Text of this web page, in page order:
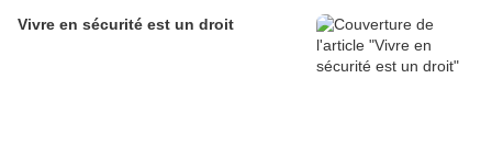
Vivre en sécurité est un droit